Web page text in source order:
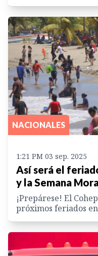
NACIONALES
1:21 PM 03 sep. 2025
Así será el
y la Semana
¡Prepárese! El
próximos feriados